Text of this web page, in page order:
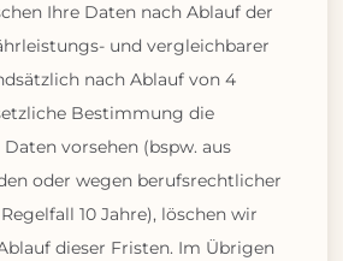
Ihre Daten nach Ablauf der
und vergleichbarer
nach Ablauf von 4
Bestimmung die
vorsehen (bspw. aus
oder wegen berufsrechtlicher
10 Jahre), löschen wir
dieser Fristen. Im Übrigen